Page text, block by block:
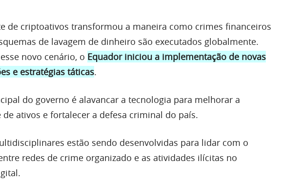
de criptoativos transformou a maneira como crimes financeiros
de lavagem de dinheiro são executados globalmente.
novo cenário, o Equador iniciou a implementação de novas
e estratégias táticas.
do governo é alavancar a tecnologia para melhorar a
ativos e fortalecer a defesa criminal do país.
estão sendo desenvolvidas para lidar com o
redes de crime organizado e as atividades ilícitas no